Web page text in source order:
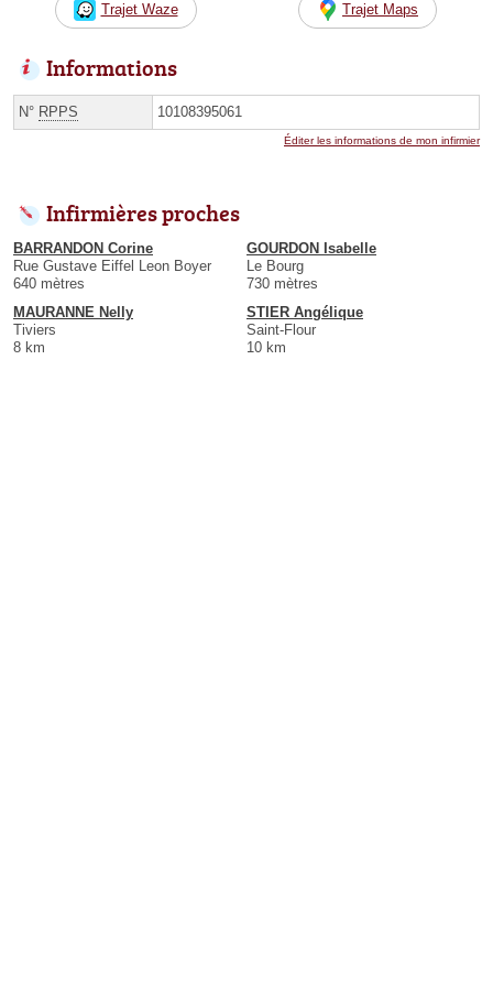
Trajet Waze Trajet Maps
Informations
N° RPPS 10108395061
Éditer les informations de mon infirmier
Infirmières proches
BARRANDON Corine
Rue Gustave Eiffel Leon Boyer
640 mètres
GOURDON Isabelle
Le Bourg
730 mètres
MAURANNE Nelly
Tiviers
8 km
STIER Angélique
Saint-Flour
10 km